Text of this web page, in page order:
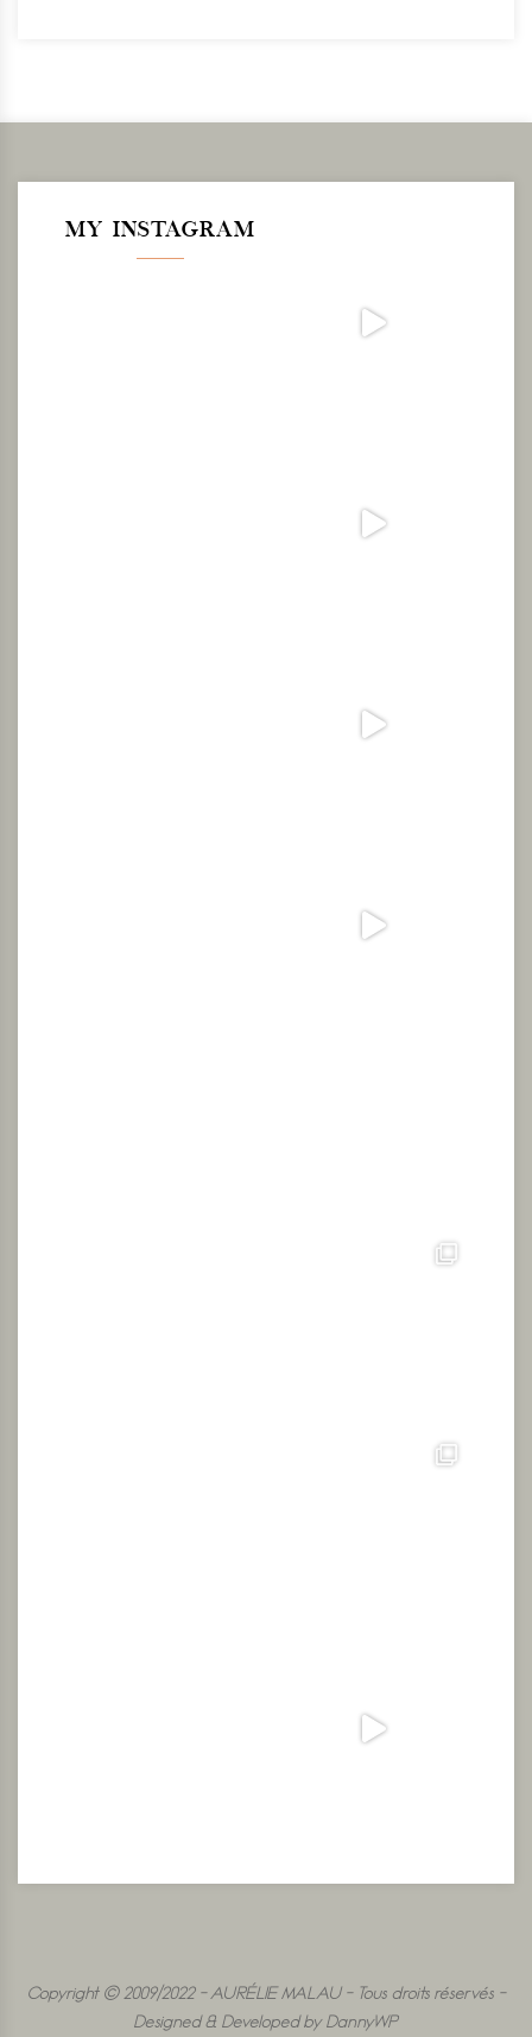
MY INSTAGRAM
Copyright © 2009/2022 - AURÉLIE MALAU - Tous droits réservés -
Designed & Developed by DannyWP